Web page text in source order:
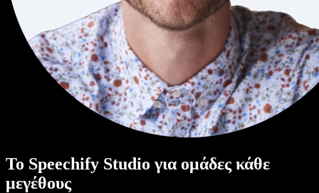
Το Speechify Studio για ομάδες κάθε
μεγέθους